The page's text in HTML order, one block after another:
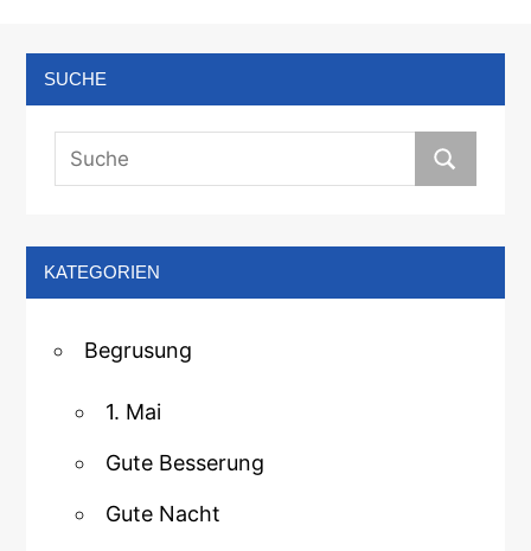
SUCHE
KATEGORIEN
Begrusung
1. Mai
Gute Besserung
Gute Nacht